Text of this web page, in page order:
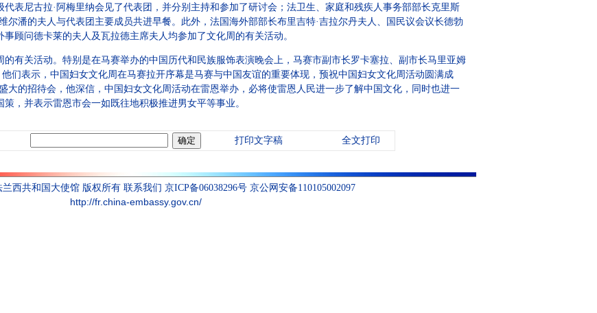
表尼古拉·阿梅里纳会见了代表团，并分别主持和参加了研讨会；法卫生、家庭和残疾人事务部部长克里斯
尔潘的夫人与代表团主要成员共进早餐。此外，法国海外部部长布里吉特·吉拉尔丹夫人、国民议会议长德勃
顾问德卡莱的夫人及瓦拉德主席夫人均参加了文化周的有关活动。
关活动。特别是在马赛举办的中国历代和民族服饰表演晚会上，马赛市副市长罗卡塞拉、副市长马里亚姆
们表示，中国妇女文化周在马赛拉开序幕是马赛与中国友谊的重要体现，预祝中国妇女文化周活动圆满成
大的招待会，他深信，中国妇女文化周活动在雷恩举办，必将使雷恩人民进一步了解中国文化，同时也进一
，并表示雷恩市会一如既往地积极推进男女平等事业。
打印文字稿 全文打印
西共和国大使馆 版权所有 联系我们 京ICP备06038296号 京公网安备110105002097
http://fr.china-embassy.gov.cn/